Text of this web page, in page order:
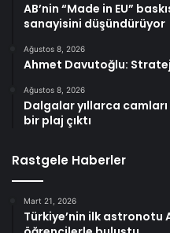
AB’nin “Made in EU”
sanayisini düşündürüyor
Ağustos 8, 2026
Ahmet Davutoğlu:
Ağustos 8, 2026
Dalgalar yıllarca
bir plaj çıktı
Rastgele Haberler
Mart 21, 2026
Türkiye’nin ilk astronotu